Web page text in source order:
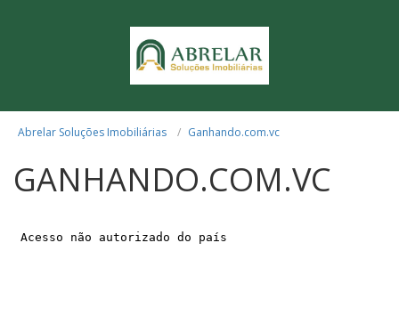
Abrelar Soluções Imobiliárias Ganhando.com.vc
GANHANDO.COM.VC